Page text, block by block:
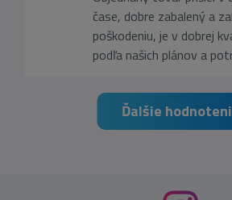
čase, dobre zabalený a
poškodeniu, je v dobrej
podľa našich plánov a
Ďalšie